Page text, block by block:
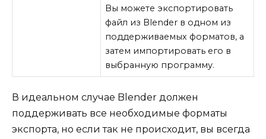
Вы можете экспортировать
файл из Blender в одном из
поддерживаемых форматов, а
затем импортировать его в
выбранную программу.
В идеальном случае Blender должен
поддерживать все необходимые форматы
экспорта, но если так не происходит, вы всегда